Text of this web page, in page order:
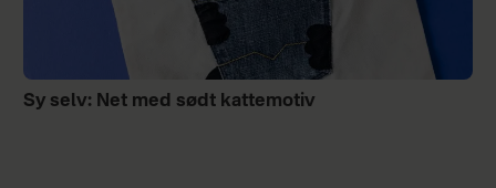
Sy selv: Net med sødt kattemotiv